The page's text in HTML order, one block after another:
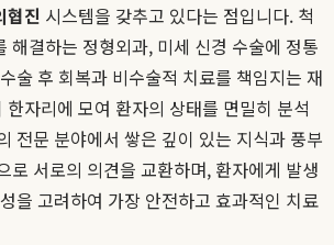
협진 시스템을 갖추고 있다는 점입니다. 척
해결하는 정형외과, 미세 신경 수술에 정통
술 후 회복과 비수술적 치료를 책임지는 재
자리에 모여 환자의 상태를 면밀히 분석
전문 분야에서 쌓은 깊이 있는 지식과 풍부
로 서로의 의견을 교환하며, 환자에게 발생
을 고려하여 가장 안전하고 효과적인 치료